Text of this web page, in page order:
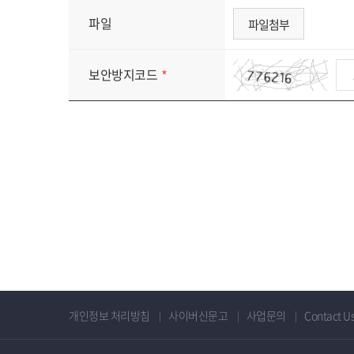
파일 파일첨부
보안방지코드
개인정보 처리방침 사이버신문고 사업문의 Contact Us